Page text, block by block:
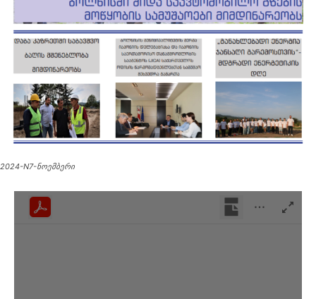
2024-N7-ნოემბერი